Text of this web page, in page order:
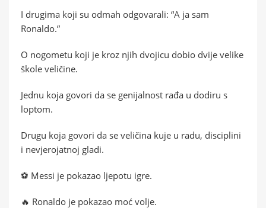
I drugima koji su odmah odgovarali: “A ja sam
Ronaldo.”
O nogometu koji je kroz njih dvojicu dobio dvije velike
škole veličine.
Jednu koja govori da se genijalnost rađa u dodiru s
loptom.
Drugu koja govori da se veličina kuje u radu, disciplini
i nevjerojatnoj gladi.
⚽ Messi je pokazao ljepotu igre.
🔥 Ronaldo je pokazao moć volje.